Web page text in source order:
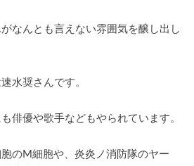
なんとも言えない雰囲気を醸し出し
水奨さんです。
俳優や歌手などもやられています。
のM細胞や、炎炎ノ消防隊のヤー